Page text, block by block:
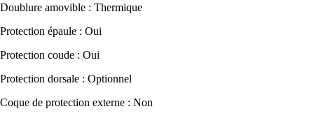
Doublure amovible : Thermique
Protection épaule : Oui
Protection coude : Oui
Protection dorsale : Optionnel
Coque de protection externe : Non